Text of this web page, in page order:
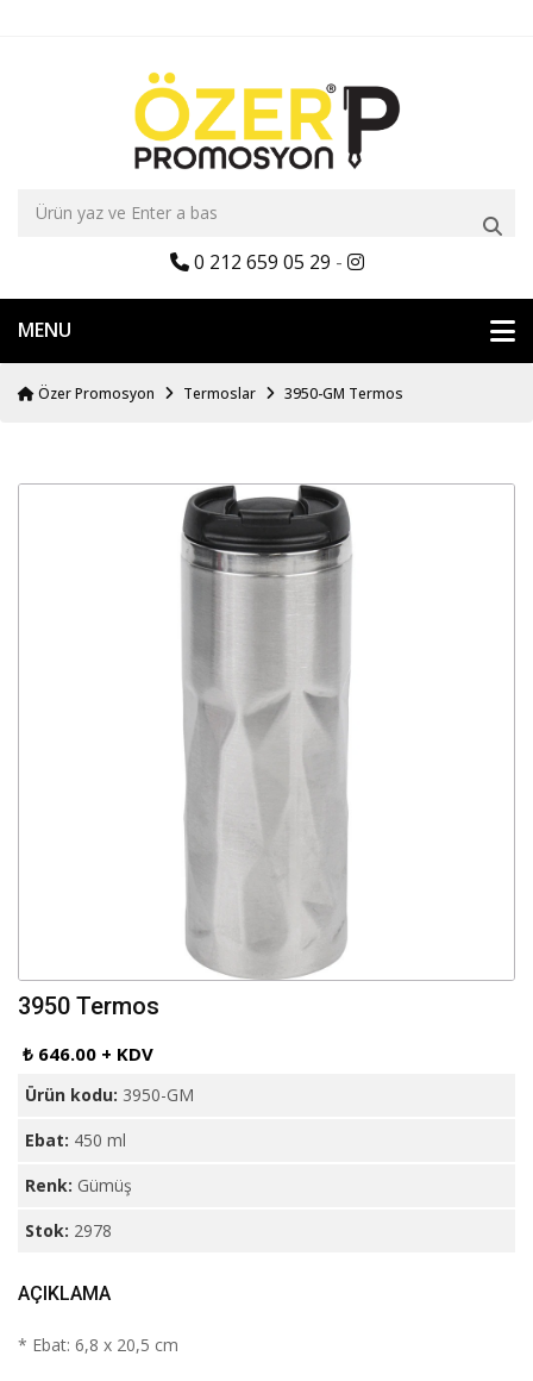
0 212 659 05 29 -
MENU
Özer Promosyon Termoslar 3950-GM Termos
3950 Termos
₺ 646.00 + KDV
Ürün kodu: 3950-GM
Ebat: 450 ml
Renk: Gümüş
Stok: 2978
AÇIKLAMA
* Ebat: 6,8 x 20,5 cm